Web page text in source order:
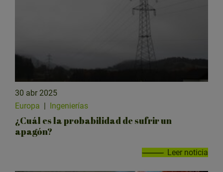
30 abr 2025
Europa
Ingenierías
¿Cuál es la probabilidad de sufrir un
apagón?
Leer noticia